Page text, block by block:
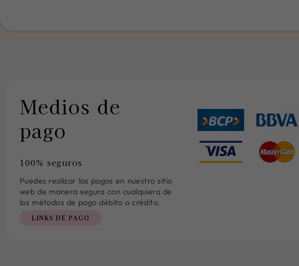
Medios de
pago
100% seguros
Puedes realizar los pagos en nuestro sitio
web de manera segura con cualquiera de
los métodos de pago débito o crédito.
LINKS DE PAGO